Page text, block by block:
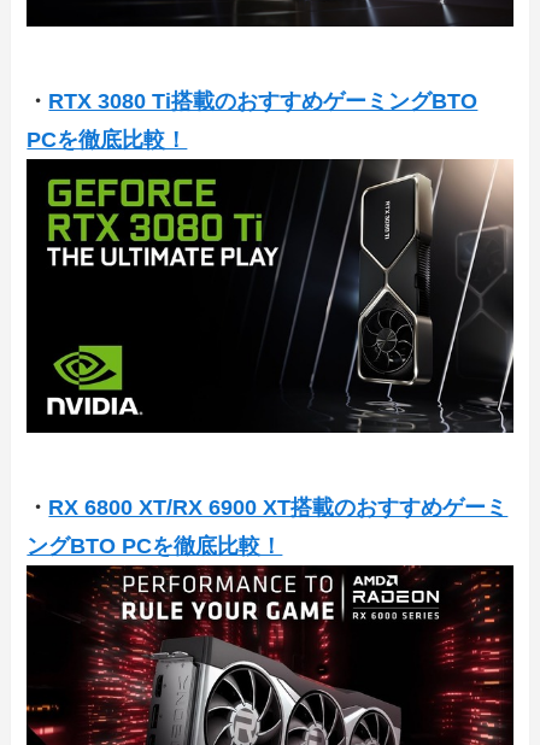
・ RTX 3080 Ti搭載のおすすめゲーミングBTO
PCを徹底比較！
・ RX 6800 XT/RX 6900 XT搭載のおすすめゲーミ
ングBTO PCを徹底比較！